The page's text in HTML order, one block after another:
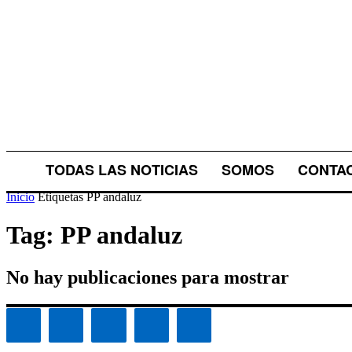
TODAS LAS NOTICIAS SOMOS
Inicio Etiquetas PP andaluz
Tag: PP andaluz
No hay publicaciones para mostrar